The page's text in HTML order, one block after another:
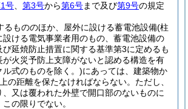
号
第3号から第6号まで及び第9号の規定
るもののほか、屋外に設ける蓄電池設備(柱
設ける電気事業者用のもの、蓄電池設備の
延焼防止措置に関する基準第3に定めるも
が火災予防上支障がないと認める構造を有
ル式のものを除く。)にあっては、建築物か
の距離を保たなければならない。 ただし、
又は覆われた外壁で開口部のないものに
の限りでない。